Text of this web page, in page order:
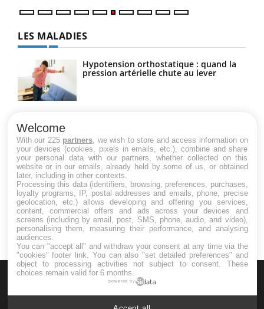
LES MALADIES
Hypotension orthostatique : quand la
pression artérielle chute au lever
Maladie de Charcot (Sclérose latérale
amyotrophique)
Welcome
With our 225 partners , we wish to store and access information on
your devices (cookies, pixels in emails, etc.), combine and share
your personal data with our partners, whether collected on this
website or in our emails, already held by some of us, or obtained
later, including in other contexts.
Processing this data (identifiers, browsing, preferences, purchases,
loyalty programs, IP, postal addresses and emails, phone, precise
geolocation, etc.) allows developing and offering you services,
content, commercial offers and ads across your devices and
screens (including by email, post, SMS, phone, audio, and video),
personalising them, measuring their performance, and analysing
audiences.
You can "accept all" and withdraw your consent at any time via the
"cookies" footer link . You can also "set detailed preferences" and
object to processing activities not subject to consent. These
choices remain valid for 6 months.
powered by